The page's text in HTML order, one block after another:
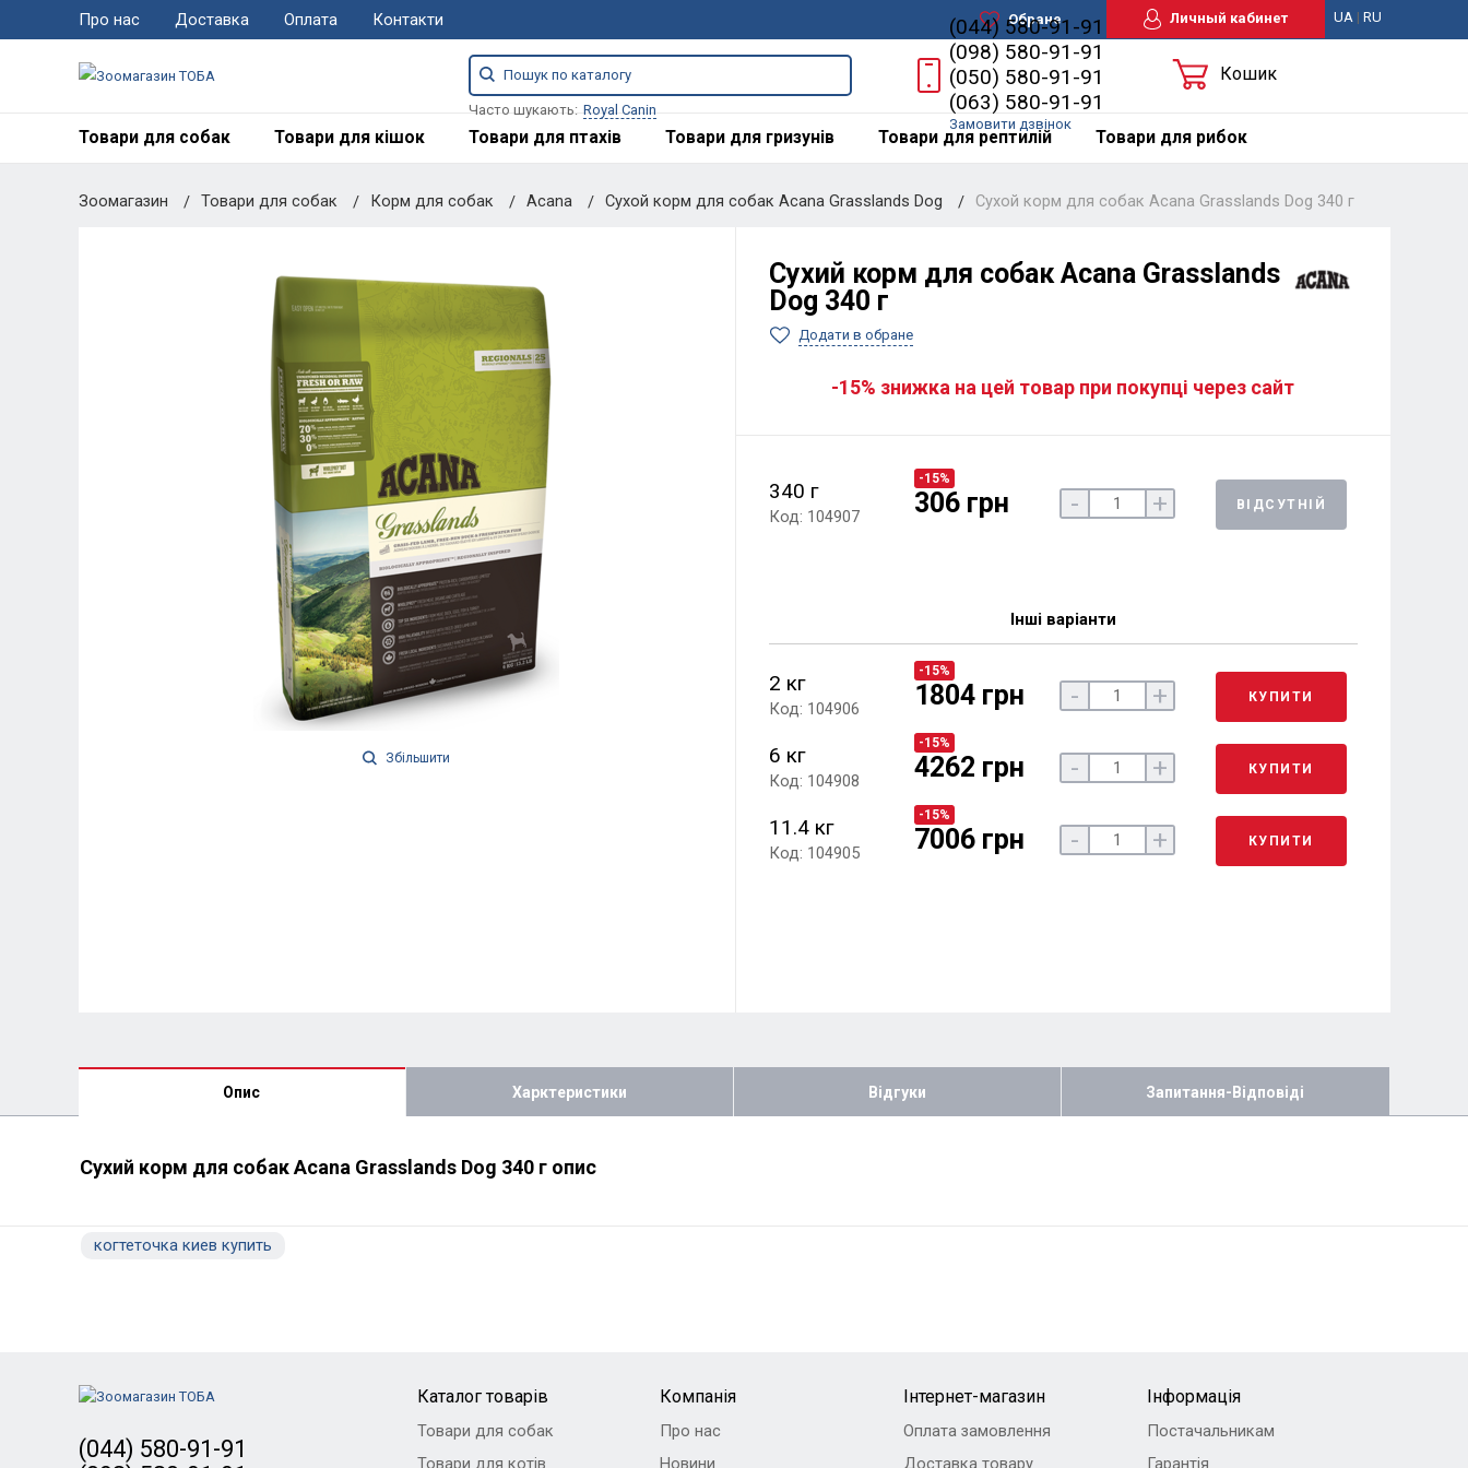
Про нас Доставка Оплата Контакти Обране Личный кабинет UA| RU
Часто шукають: Royal Canin
(044) 580-91-91
(098) 580-91-91
(050) 580-91-91
(063) 580-91-91
Замовити дзвінок
Кошик
Товари для собак Товари для кішок Товари для птахів Товари для гризунів Товари для рептилій Товари для рибок
Зоомагазин Товари для собак Корм для собак Acana Сухой корм для собак Acana Grasslands Dog Сухой корм для собак Acana Grasslands Dog 340 г
Збільшити
Сухий корм для собак Acana Grasslands
Dog 340 г
Додати в обране
-15% знижка на цей товар при покупці через сайт
340 г
Код: 104907
-15%
306 грн - + ВІДСУТНІЙ
Інші варіанти
2 кг
Код: 104906
-15%
1804 грн - + КУПИТИ
6 кг
Код: 104908
-15%
4262 грн - + КУПИТИ
11.4 кг
Код: 104905
-15%
7006 грн - + КУПИТИ
Опис Харктеристики Відгуки Запитання-Відповіді
Сухий корм для собак Acana Grasslands Dog 340 г опис
когтеточка киев купить
(044) 580-91-91
Каталог товарів
Товари для собак
Товари для котів
Компанія
Про нас
Новини
Інтернет-магазин
Оплата замовлення
Доставка товару
Інформація
Постачальникам
Гарантія